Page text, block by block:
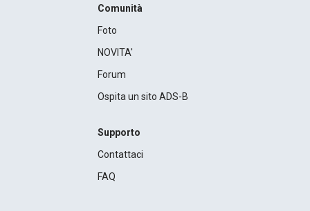
Comunità
Foto
NOVITA'
Forum
Ospita un sito ADS-B
Supporto
Contattaci
FAQ